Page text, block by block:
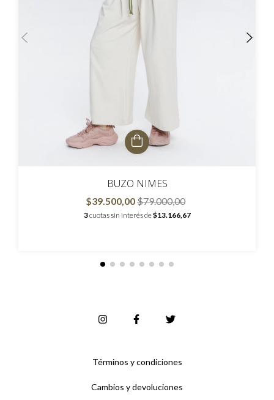
BUZO NIMES
$39.500,00$79.000,00
3cuotas sin interés de$13.166,67
Términos y condiciones
Cambios y devoluciones